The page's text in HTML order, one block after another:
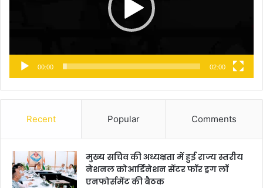
00:00 02:00
Recent Popular Comments
मुख्य सचिव की अध्यक्षता में हुई राज्य स्तरीय
नेशनल कोआर्डिनेशन सेंटर फॉर ड्रग लॉ
एनफोर्समेंट की बैठक